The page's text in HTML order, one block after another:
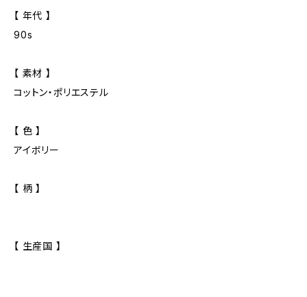
【 年代 】
90s
【 素材 】
コットン・ポリエステル
【 色 】
アイボリー
【 柄 】
【 生産国 】